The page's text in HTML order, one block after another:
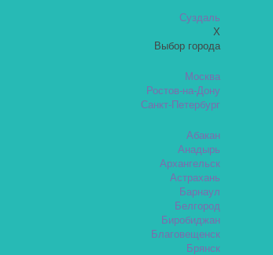
Суздаль
X
Выбор города
Москва
Ростов-на-Дону
Санкт-Петербург
Абакан
Анадырь
Архангельск
Астрахань
Барнаул
Белгород
Биробиджан
Благовещенск
Брянск